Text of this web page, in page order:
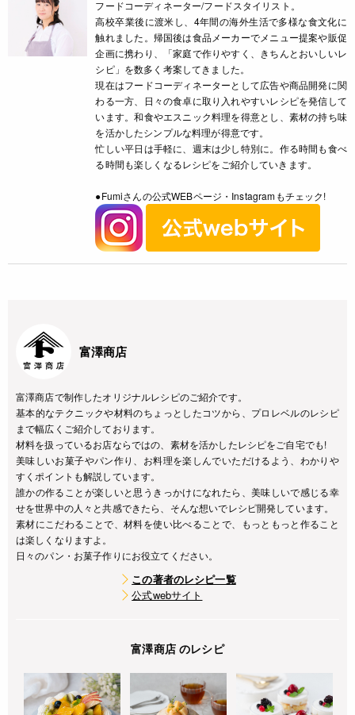
フードコーディネーター/フードスタイリスト。
高校卒業後に渡米し、4年間の海外生活で多様な食文化に
触れました。帰国後は食品メーカーでメニュー提案や販促
企画に携わり、「家庭で作りやすく、きちんとおいしいレ
シピ」を数多く考案してきました。
現在はフードコーディネーターとして広告や商品開発に関
わる一方、日々の食卓に取り入れやすいレシピを発信して
います。和食やエスニック料理を得意とし、素材の持ち味
を活かしたシンプルな料理が得意です。
忙しい平日は手軽に、週末は少し特別に。作る時間も食べ
る時間も楽しくなるレシピをご紹介していきます。
●Fumiさんの公式WEBページ・Instagramもチェック!
富澤商店
富澤商店で制作したオリジナルレシピのご紹介です。
基本的なテクニックや材料のちょっとしたコツから、プロレベルのレシピ
まで幅広くご紹介しております。
材料を扱っているお店ならではの、素材を活かしたレシピをご自宅でも!
美味しいお菓子やパン作り、お料理を楽しんでいただけるよう、わかりや
すくポイントも解説しています。
誰かの作ることが楽しいと思うきっかけになれたら、美味しいで感じる幸
せを世界中の人々と共感できたら、そんな想いでレシピ開発しています。
素材にこだわることで、材料を使い比べることで、もっともっと作ること
は楽しくなりますよ。
日々のパン・お菓子作りにお役立てください。
この著者のレシピ一覧
公式webサイト
富澤商店 のレシピ